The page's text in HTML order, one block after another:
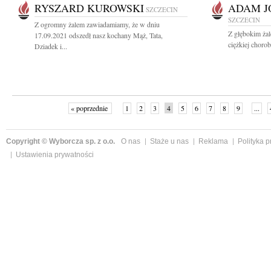
RYSZARD KUROWSKI SZCZECIN
Z ogromny żalem zawiadamiamy, że w dniu
17.09.2021 odszedł nasz kochany Mąż, Tata,
Dziadek i...
ADAM
SZCZECIN
Z głębokim
ciężkiej
« poprzednie 1 2 3 4 5 6 7 8 9 ...
Copyright © Wyborcza sp. z o.o. O nas Staże u nas Reklama
Polityka
Ustawienia prywatności